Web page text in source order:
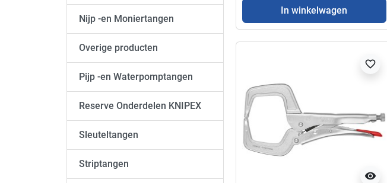
Nijp -en Moniertangen
Overige producten
Pijp -en Waterpomptangen
Reserve Onderdelen KNIPEX
Sleuteltangen
Striptangen
In winkelwagen
visibility
favorite_border